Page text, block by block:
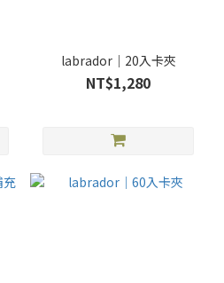
labrador｜20入卡夾
NT$1,280